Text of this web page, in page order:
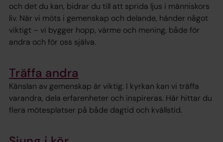
och det du kan, bidrar du till att sprida ljus i människors
liv. När vi möts i gemenskap och delande, händer något
viktigt – vi bygger hopp, värme och mening, både för
andra och för oss själva.
Träffa andra
Känslan av gemenskap är viktig. I kyrkan kan vi träffa
varandra, dela erfarenheter och inspireras. Här hittar du
flera mötesplatser på både dagtid och kvällstid.